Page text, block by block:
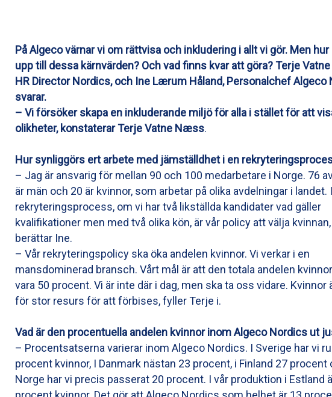
På Algeco värnar vi om rättvisa och inkludering i allt vi gör. Men hur
upp till dessa kärnvärden? Och vad finns kvar att göra? Terje
HR Director Nordics, och Ine Lærum Håland, Personalchef Algeco
svarar.
– Vi försöker skapa en inkluderande miljö för alla i stället för att
olikheter, konstaterar Terje Vatne Næss.
Hur synliggörs ert arbete med jämställdhet i en
– Jag är ansvarig för mellan 90 och 100 medarbetare i Norge. 76
är män och 20 är kvinnor, som arbetar på olika avdelningar i landet.
rekryteringsprocess, om vi har två likställda kandidater vad gäller
kvalifikationer men med två olika kön, är vår policy att välja kvinnan,
berättar Ine.
– Vår rekryteringspolicy ska öka andelen kvinnor. Vi verkar i en
mansdominerad bransch. Vårt mål är att den totala andelen
vara 50 procent. Vi är inte där i dag, men ska ta oss vidare. Kvinnor
för stor resurs för att förbises, fyller Terje i.
Vad är den procentuella andelen kvinnor inom Algeco Nordics ut
– Procentsatserna varierar inom Algeco Nordics. I Sverige har vi
procent kvinnor, I Danmark nästan 23 procent, i Finland 27 procent
Norge har vi precis passerat 20 procent. I vår produktion i Estland